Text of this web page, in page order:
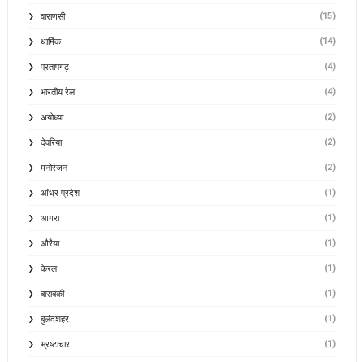
वाराणसी (15)
धार्मिक (14)
प्रतापगढ़ (4)
भारतीय रेल (4)
अयोध्या (2)
देवरिया (2)
मनोरंजन (2)
आंध्र प्रदेश (1)
आगरा (1)
औरैया (1)
केरल (1)
बाराबंकी (1)
बुलंदशहर (1)
भ्रष्टाचार (1)